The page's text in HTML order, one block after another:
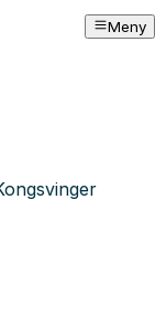
Meny